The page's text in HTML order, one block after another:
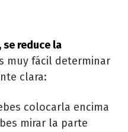
reduce la
muy fácil determinar
clara:
colocarla encima
mirar la parte